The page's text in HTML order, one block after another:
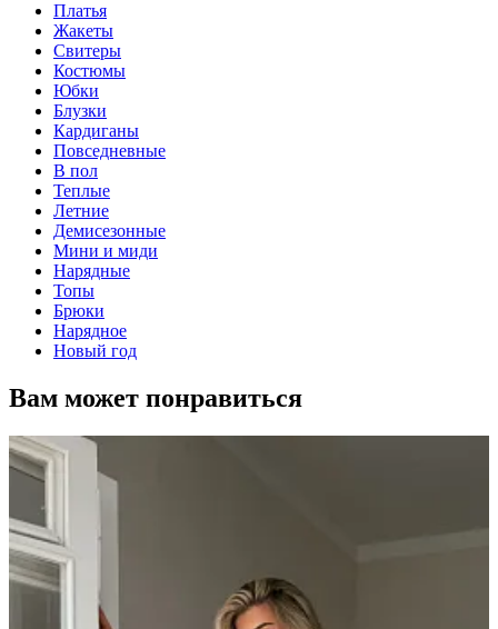
Платья
Жакеты
Свитеры
Костюмы
Юбки
Блузки
Кардиганы
Повседневные
В пол
Теплые
Летние
Демисезонные
Мини и миди
Нарядные
Топы
Брюки
Нарядное
Новый год
Вам может понравиться